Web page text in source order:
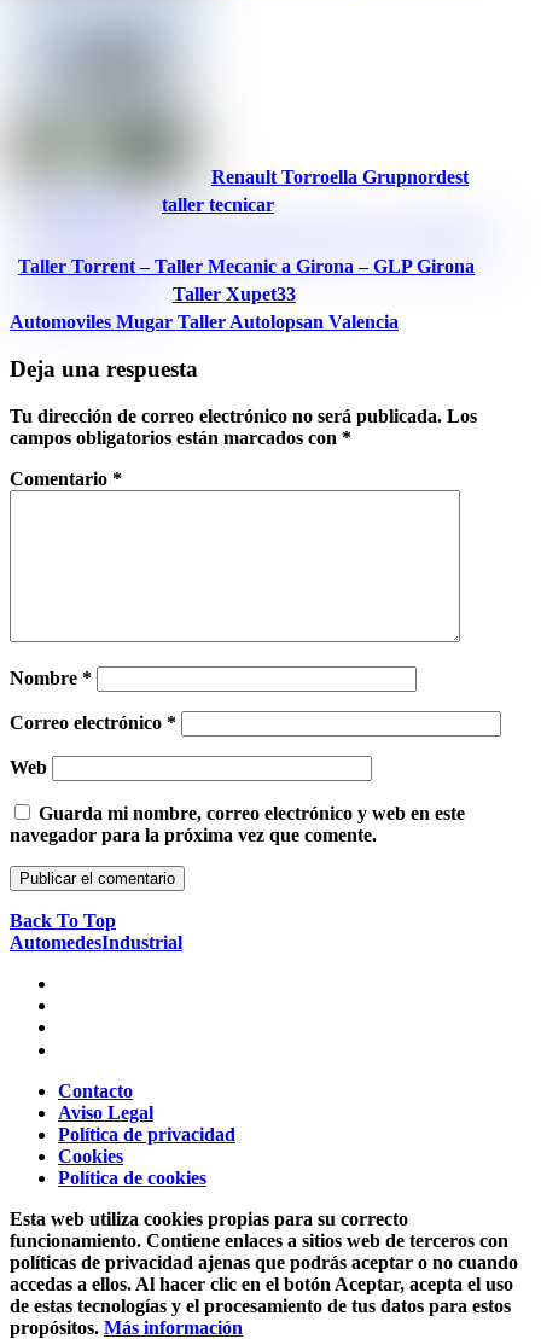
Renault Torroella Grupnordest
taller tecnicar
Taller Torrent – Taller Mecanic a Girona – GLP Girona
Taller Xupet33
Automoviles Mugar Taller Autolopsan Valencia
Deja una respuesta
Tu dirección de correo electrónico no será publicada. Los
campos obligatorios están marcados con *
Comentario *
Nombre *
Correo electrónico *
Web
Guarda mi nombre, correo electrónico y web en este
navegador para la próxima vez que comente.
Back To Top
AutomedesIndustrial
Contacto
Aviso Legal
Política de privacidad
Cookies
Política de cookies
Esta web utiliza cookies propias para su correcto
funcionamiento. Contiene enlaces a sitios web de terceros con
políticas de privacidad ajenas que podrás aceptar o no cuando
accedas a ellos. Al hacer clic en el botón Aceptar, acepta el uso
de estas tecnologías y el procesamiento de tus datos para estos
propósitos. Más información